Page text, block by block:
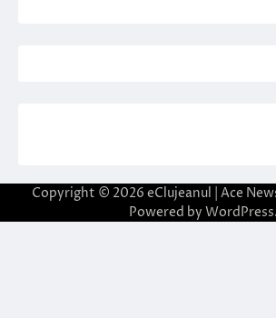
Copyright © 2026 eClujeanul | Ace
Powered by WordPress.